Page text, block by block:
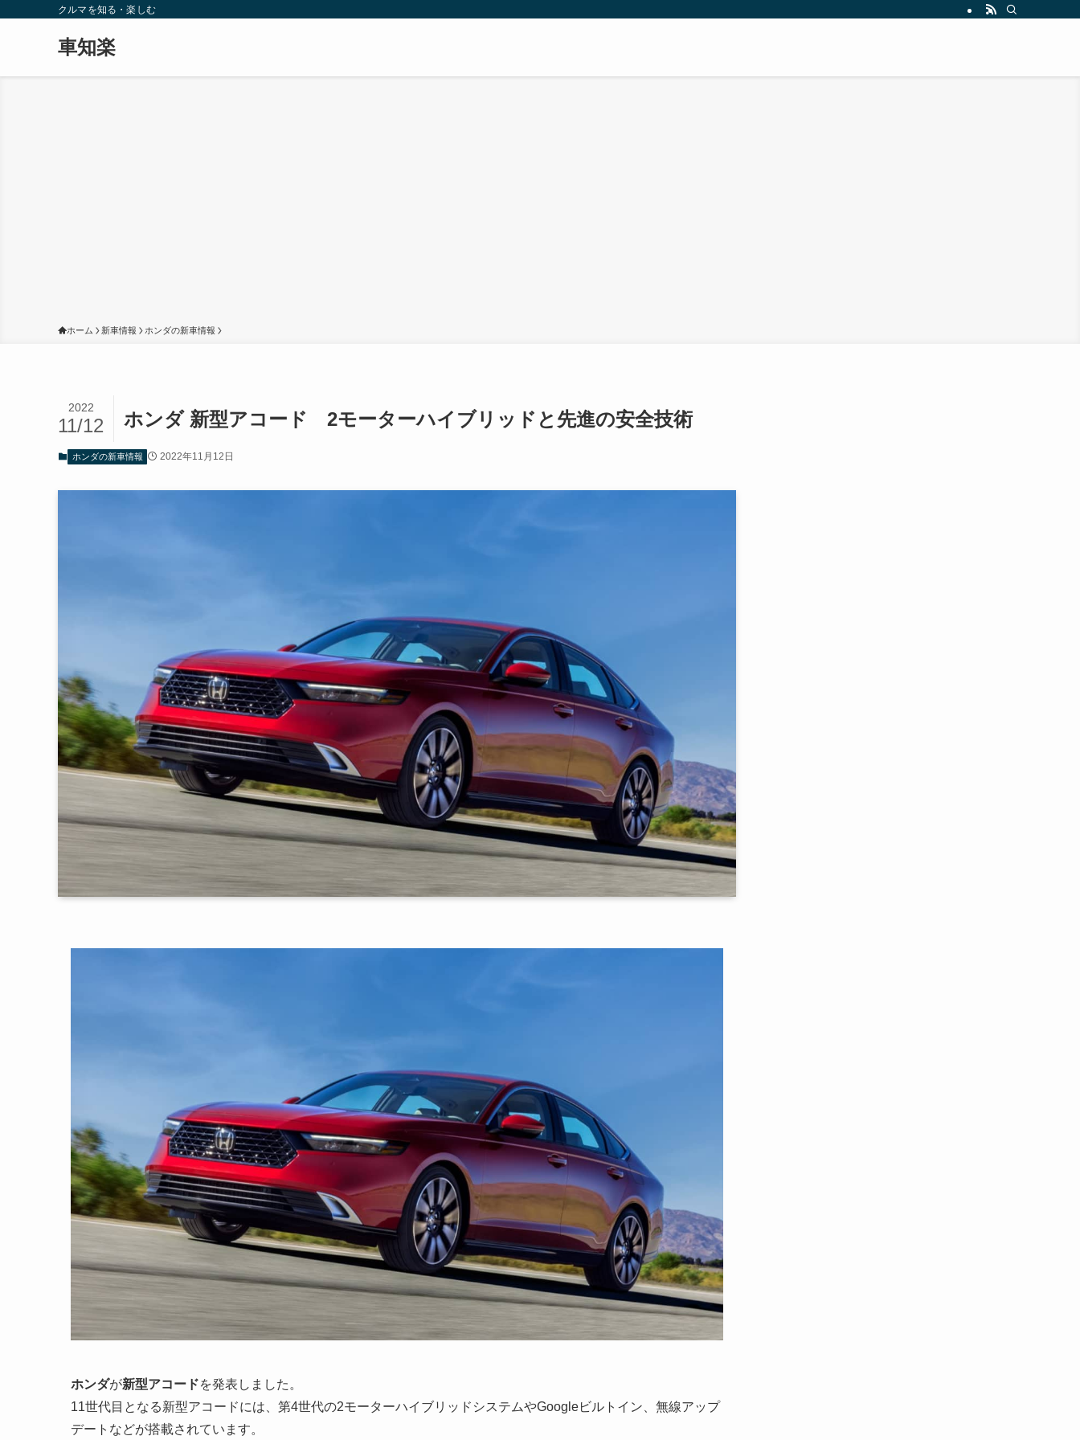
クルマを知る・楽しむ
車知楽
ホーム 新車情報 ホンダの新車情報
ホンダ 新型アコード 2モーターハイブリッドと先進の安全技術
2022
11/12
ホンダの新車情報 2022年11月12日
ホンダが新型アコードを発表しました。
11世代目となる新型アコードには、第4世代の2モーターハイブリッドシステムやGoogleビルトイン、無線アップ
デートなどが搭載されています。